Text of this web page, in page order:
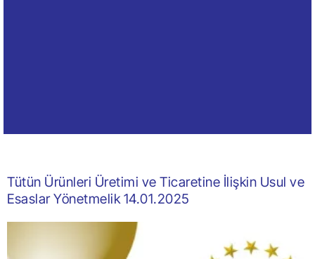
Tütün Ürünleri Üretimi ve Ticaretine İlişkin Usul ve
Esaslar Yönetmelik 14.01.2025